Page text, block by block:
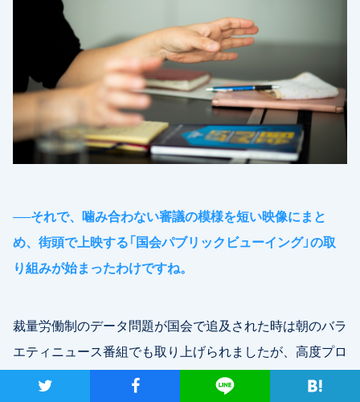
ツイート シャア Lineで送る
──それで、噛み合わない審議の模様を短い映像にまと
め、街頭で上映する「国会パブリックビューイング」の取
り組みが始まったわけですね。
裁量労働制のデータ問題が国会で追及された時は朝のバラ
エティニュース番組でも取り上げられましたが、高度プロ
フェッショナル制度については、可決のタイミングを除け